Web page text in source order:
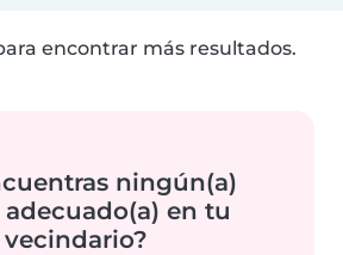
encontrar más resultados.
ningún(a)
en tu
vecindario?